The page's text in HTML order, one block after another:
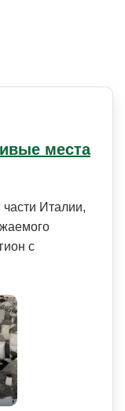
места
Италии,
с